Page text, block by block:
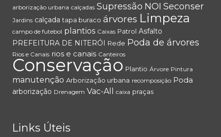
arborização urbana calçadas Supressão NOI Seconser
Jardins calçada tapa buraco árvores Limpeza
campo de futebol plantios Caixas Patrol Asfalto
PREFEITURA DE NITERÓI
Rede Poda de árvores
Rios e Canais rios e canais Canteiros
Conservação Plantio Árvore Pintura
manutenção Arborização urbana recomposição Poda
arborização Drenagem Vac-All caixa praças
Links Úteis